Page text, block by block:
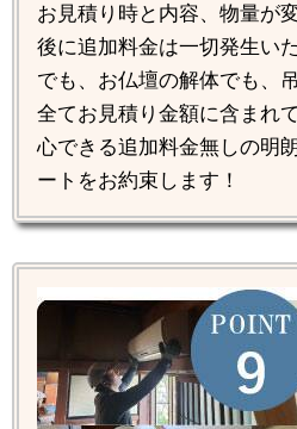
お見積り時と内容、物量が
後に追加料金は一切発生い
でも、お仏壇の解体でも、
全てお見積り金額に含まれ
心できる追加料金無しの明
ートをお約束します！